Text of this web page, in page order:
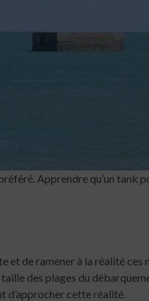
Apprendre qu’un tank
et de ramener à la réalité ces
des plages du
d’approcher cette réalité.